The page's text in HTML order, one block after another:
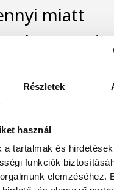
Részletek
használ
a tartalmak és
funkciók
elemzéséhez.
miatt
a
rá: ezzel